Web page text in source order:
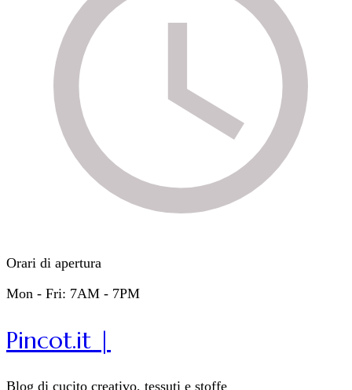
Orari di apertura
Mon - Fri: 7AM - 7PM
Pincot.it |
Blog di cucito creativo, tessuti e stoffe